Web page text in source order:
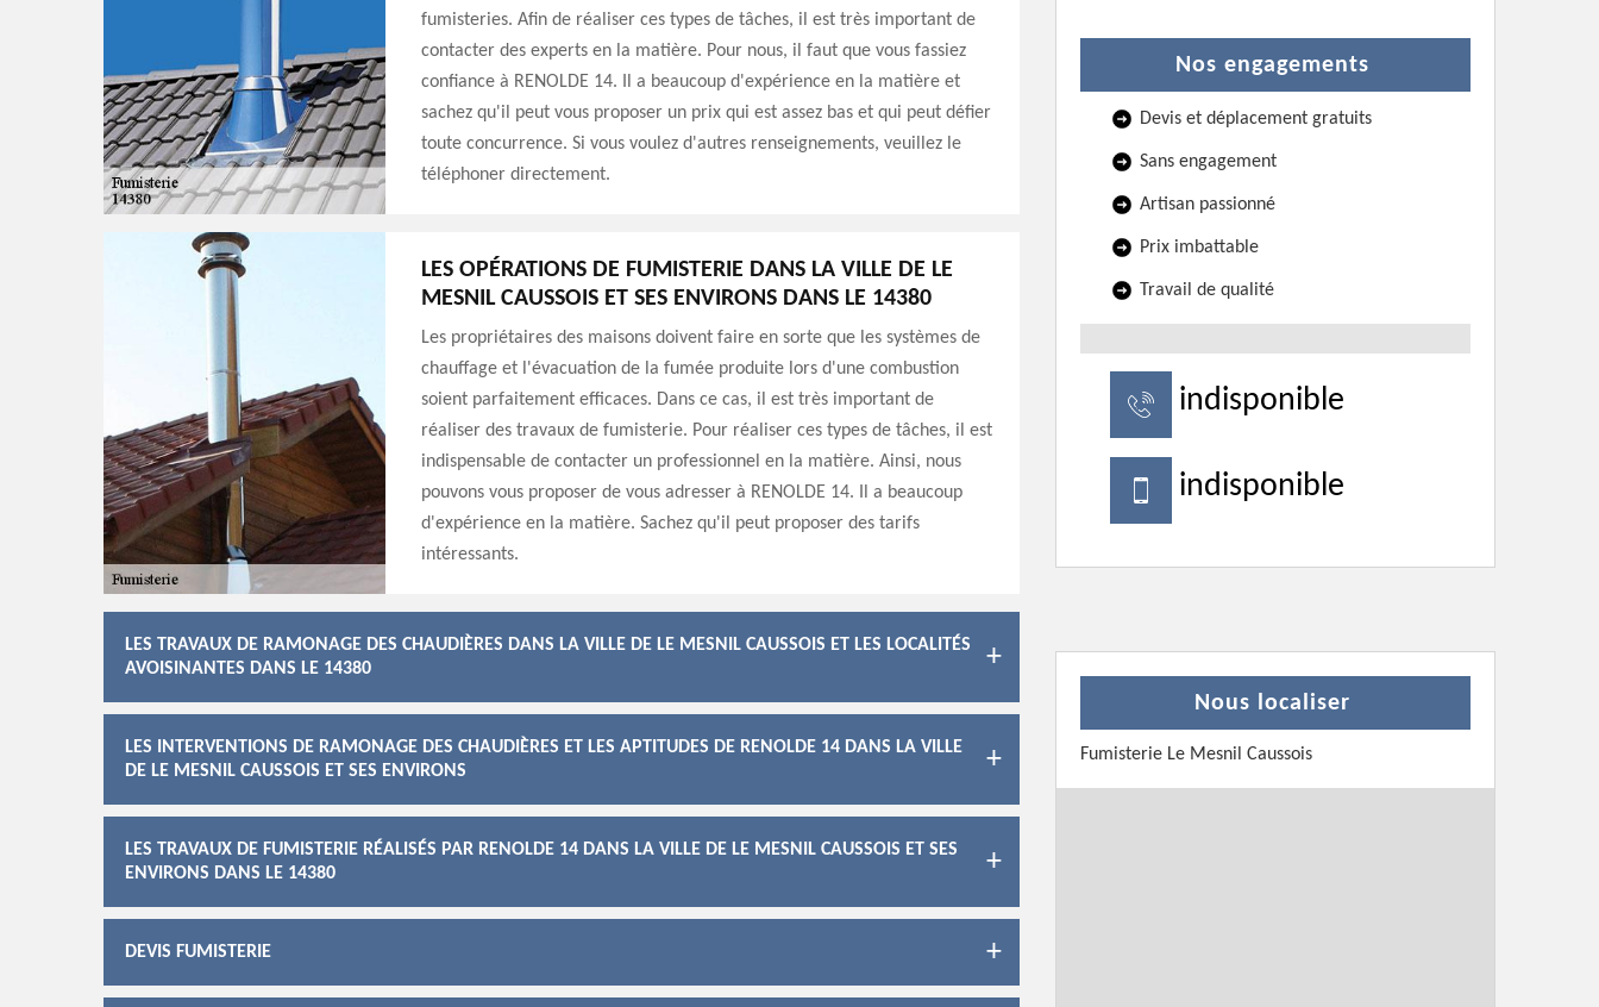
fumisteries. Afin de réaliser ces types de tâches, il est très important de
contacter des experts en la matière. Pour nous, il faut que vous fassiez
confiance à RENOLDE 14. Il a beaucoup d'expérience en la matière et
sachez qu'il peut vous proposer un prix qui est assez bas et qui peut défier
toute concurrence. Si vous voulez d'autres renseignements, veuillez le
téléphoner directement.
LES OPÉRATIONS DE FUMISTERIE DANS LA VILLE DE LE
MESNIL CAUSSOIS ET SES ENVIRONS DANS LE 14380
Les propriétaires des maisons doivent faire en sorte que les systèmes de
chauffage et l'évacuation de la fumée produite lors d'une combustion
soient parfaitement efficaces. Dans ce cas, il est très important de
réaliser des travaux de fumisterie. Pour réaliser ces types de tâches, il est
indispensable de contacter un professionnel en la matière. Ainsi, nous
pouvons vous proposer de vous adresser à RENOLDE 14. Il a beaucoup
d'expérience en la matière. Sachez qu'il peut proposer des tarifs
intéressants.
LES TRAVAUX DE RAMONAGE DES CHAUDIÈRES DANS LA VILLE DE LE MESNIL CAUSSOIS ET LES LOCALITÉS
AVOISINANTES DANS LE 14380
LES INTERVENTIONS DE RAMONAGE DES CHAUDIÈRES ET LES APTITUDES DE RENOLDE 14 DANS LA VILLE
DE LE MESNIL CAUSSOIS ET SES ENVIRONS
LES TRAVAUX DE FUMISTERIE RÉALISÉS PAR RENOLDE 14 DANS LA VILLE DE LE MESNIL CAUSSOIS ET SES
ENVIRONS DANS LE 14380
DEVIS FUMISTERIE
Nos engagements
Devis et déplacement gratuits
Sans engagement
Artisan passionné
Prix imbattable
Travail de qualité
indisponible
indisponible
Nous localiser
Fumisterie Le Mesnil Caussois